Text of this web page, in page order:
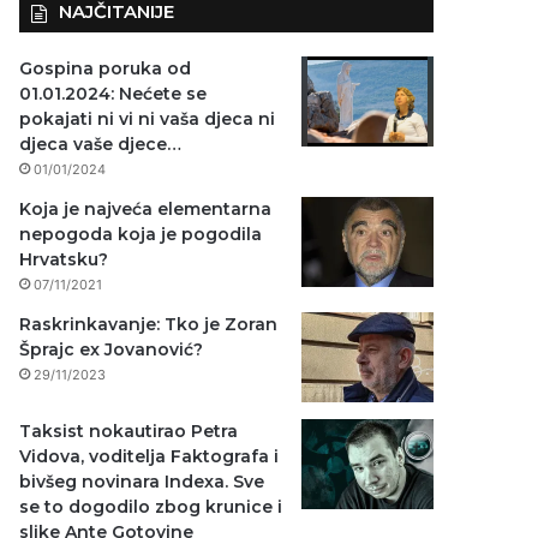
NAJČITANIJE
Gospina poruka od
01.01.2024: Nećete se
pokajati ni vi ni vaša djeca ni
djeca vaše djece…
01/01/2024
Koja je najveća elementarna
nepogoda koja je pogodila
Hrvatsku?
07/11/2021
Raskrinkavanje: Tko je Zoran
Šprajc ex Jovanović?
29/11/2023
Taksist nokautirao Petra
Vidova, voditelja Faktografa i
bivšeg novinara Indexa. Sve
se to dogodilo zbog krunice i
slike Ante Gotovine